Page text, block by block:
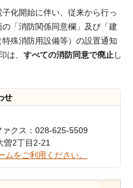
化開始に伴い、従来から行っ
「消防関係同意欄」及び「建
殊消防用設備等）の設置通知
は、 すべての消防同意で廃止 し
せ
クス：028-625-5509
曽2丁目2-21
ムをご利用ください。